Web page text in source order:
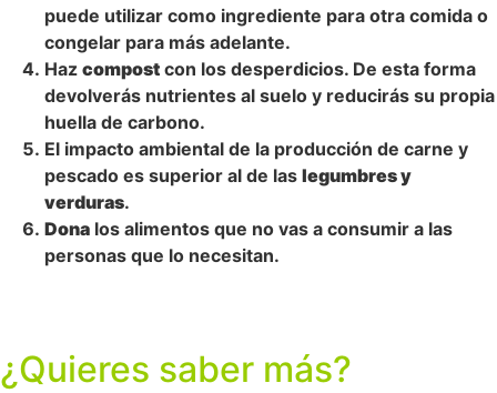
puede utilizar como ingrediente para otra comida o
congelar para más adelante.
Haz compost con los desperdicios. De esta forma
devolverás nutrientes al suelo y reducirás su propia
huella de carbono.
El impacto ambiental de la producción de carne y
pescado es superior al de las legumbres y
verduras.
Dona los alimentos que no vas a consumir a las
personas que lo necesitan.
¿Quieres saber más?